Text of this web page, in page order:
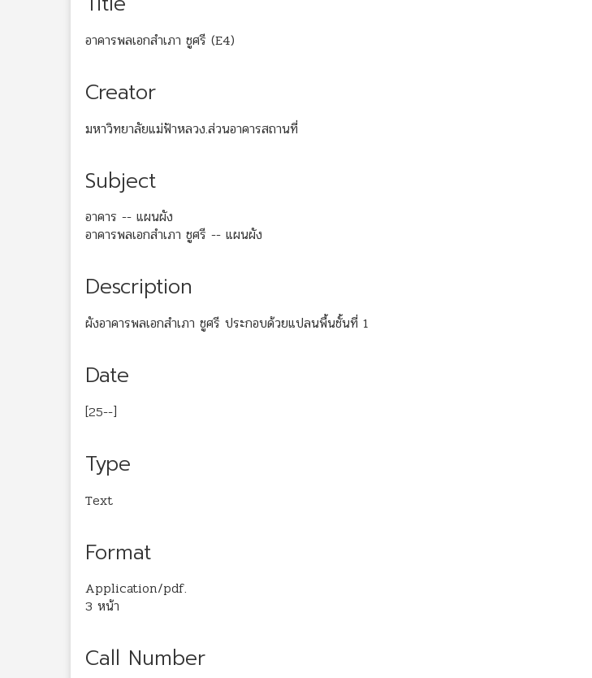
อาคารพลเอกสำเภา ชูศรี (E4)
Creator
มหาวิทยาลัยแม่ฟ้าหลวง.ส่วนอาคารสถานที่
Subject
อาคาร -- แผนผัง
อาคารพลเอกสำเภา ชูศรี -- แผนผัง
Description
ผังอาคารพลเอกสำเภา ชูศรี ประกอบด้วยแปลนพื้นชั้นที่ 1
Date
[25--]
Type
Text
Format
Application/pdf.
3 หน้า
Call Number